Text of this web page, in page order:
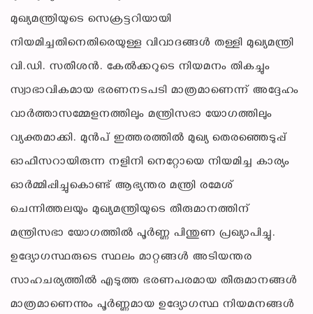
മുഖ്യമന്ത്രിയുടെ സെക്രട്ടറിയായി
നിയമിച്ചതിനെതിരെയുള്ള വിവാദങ്ങൾ തള്ളി മുഖ്യമന്ത്രി
വി.ഡി. സതീശൻ. കേൽക്കറുടെ നിയമനം തികച്ചും
സ്വാഭാവികമായ ഭരണനടപടി മാത്രമാണെന്ന് അദ്ദേഹം
വാർത്താസമ്മേളനത്തിലും മന്ത്രിസഭാ യോഗത്തിലും
വ്യക്തമാക്കി. മുൻപ് ഇത്തരത്തിൽ മുഖ്യ തെരഞ്ഞെടുപ്പ്
ഓഫീസറായിരുന്ന നളിനി നെറ്റോയെ നിയമിച്ച കാര്യം
ഓർമ്മിപ്പിച്ചുകൊണ്ട് ആഭ്യന്തര മന്ത്രി രമേശ്
ചെന്നിത്തലയും മുഖ്യമന്ത്രിയുടെ തീരുമാനത്തിന്
മന്ത്രിസഭാ യോഗത്തിൽ പൂർണ്ണ പിന്തുണ പ്രഖ്യാപിച്ചു.
ഉദ്യോഗസ്ഥരുടെ സ്ഥലം മാറ്റങ്ങൾ അടിയന്തര
സാഹചര്യത്തിൽ എടുത്ത ഭരണപരമായ തീരുമാനങ്ങൾ
മാത്രമാണെന്നും പൂർണ്ണമായ ഉദ്യോഗസ്ഥ നിയമനങ്ങൾ